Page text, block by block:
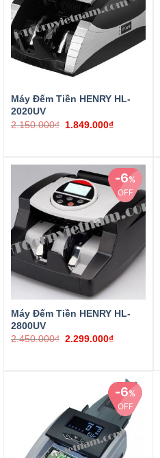
Máy Đếm Tiền HENRY HL-
2020UV
2.150.000₫ 1.849.000₫
6%
OFF
Máy Đếm Tiền HENRY HL-
2800UV
2.450.000₫ 2.299.000₫
2.450.000₫ 2.299.000 ₫
tự dừng khi đếm hết tiền
1 mặt số lớ
Màn hình Oled rất sáng
6%
OFF
4.990.000₫ 4.690.000
Phát hiện được tờ 100 USD mới giả